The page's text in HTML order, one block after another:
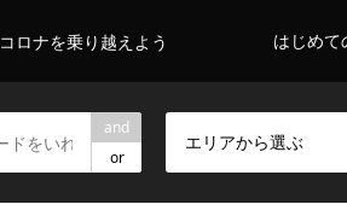
コロナを乗り越えよう はじめて
and
or
エリアから選ぶ